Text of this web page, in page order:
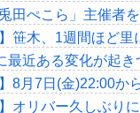
田ぺこら」主催者
笹木、1週間ほど里
最近ある変化が起き
】8月7日(金)22:00
オリバー久しぶり